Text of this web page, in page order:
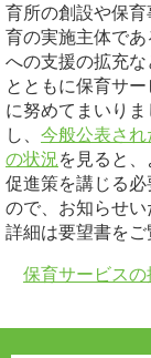
育所の創設や保育
育の実施主体で
への支援の拡充
とともに保育サ
に努めてまいり
し、 今般公表さ
の状況を見ると
促進策を講じる
ので、お知らせい
詳細は要望書をご
保育サービス